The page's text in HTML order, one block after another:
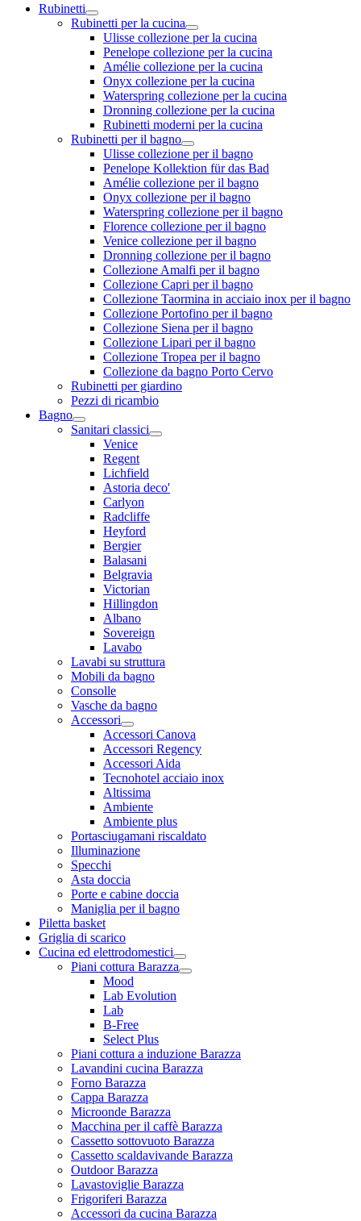
Rubinetti
Rubinetti per la cucina
Ulisse collezione per la cucina
Penelope collezione per la cucina
Amélie collezione per la cucina
Onyx collezione per la cucina
Waterspring collezione per la cucina
Dronning collezione per la cucina
Rubinetti moderni per la cucina
Rubinetti per il bagno
Ulisse collezione per il bagno
Penelope Kollektion für das Bad
Amélie collezione per il bagno
Onyx collezione per il bagno
Waterspring collezione per il bagno
Florence collezione per il bagno
Venice collezione per il bagno
Dronning collezione per il bagno
Collezione Amalfi per il bagno
Collezione Capri per il bagno
Collezione Taormina in acciaio inox per il bagno
Collezione Portofino per il bagno
Collezione Siena per il bagno
Collezione Lipari per il bagno
Collezione Tropea per il bagno
Collezione da bagno Porto Cervo
Rubinetti per giardino
Pezzi di ricambio
Bagno
Sanitari classici
Venice
Regent
Lichfield
Astoria deco'
Carlyon
Radcliffe
Heyford
Bergier
Balasani
Belgravia
Victorian
Hillingdon
Albano
Sovereign
Lavabo
Lavabi su struttura
Mobili da bagno
Consolle
Vasche da bagno
Accessori
Accessori Canova
Accessori Regency
Accessori Aida
Tecnohotel acciaio inox
Altissima
Ambiente
Ambiente plus
Portasciugamani riscaldato
Illuminazione
Specchi
Asta doccia
Porte e cabine doccia
Maniglia per il bagno
Piletta basket
Griglia di scarico
Cucina ed elettrodomestici
Piani cottura Barazza
Mood
Lab Evolution
Lab
B-Free
Select Plus
Piani cottura a induzione Barazza
Lavandini cucina Barazza
Forno Barazza
Cappa Barazza
Microonde Barazza
Macchina per il caffè Barazza
Cassetto sottovuoto Barazza
Cassetto scaldavivande Barazza
Outdoor Barazza
Lavastoviglie Barazza
Frigoriferi Barazza
Accessori da cucina Barazza